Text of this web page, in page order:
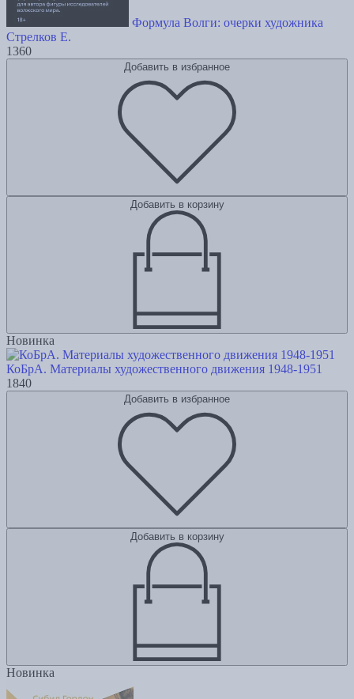
Формула Волги: очерки художника
Стрелков Е.
1360
Добавить в избранное
Добавить в корзину
Новинка
КоБрА. Материалы художественного движения 1948-1951
1840
Добавить в избранное
Добавить в корзину
Новинка